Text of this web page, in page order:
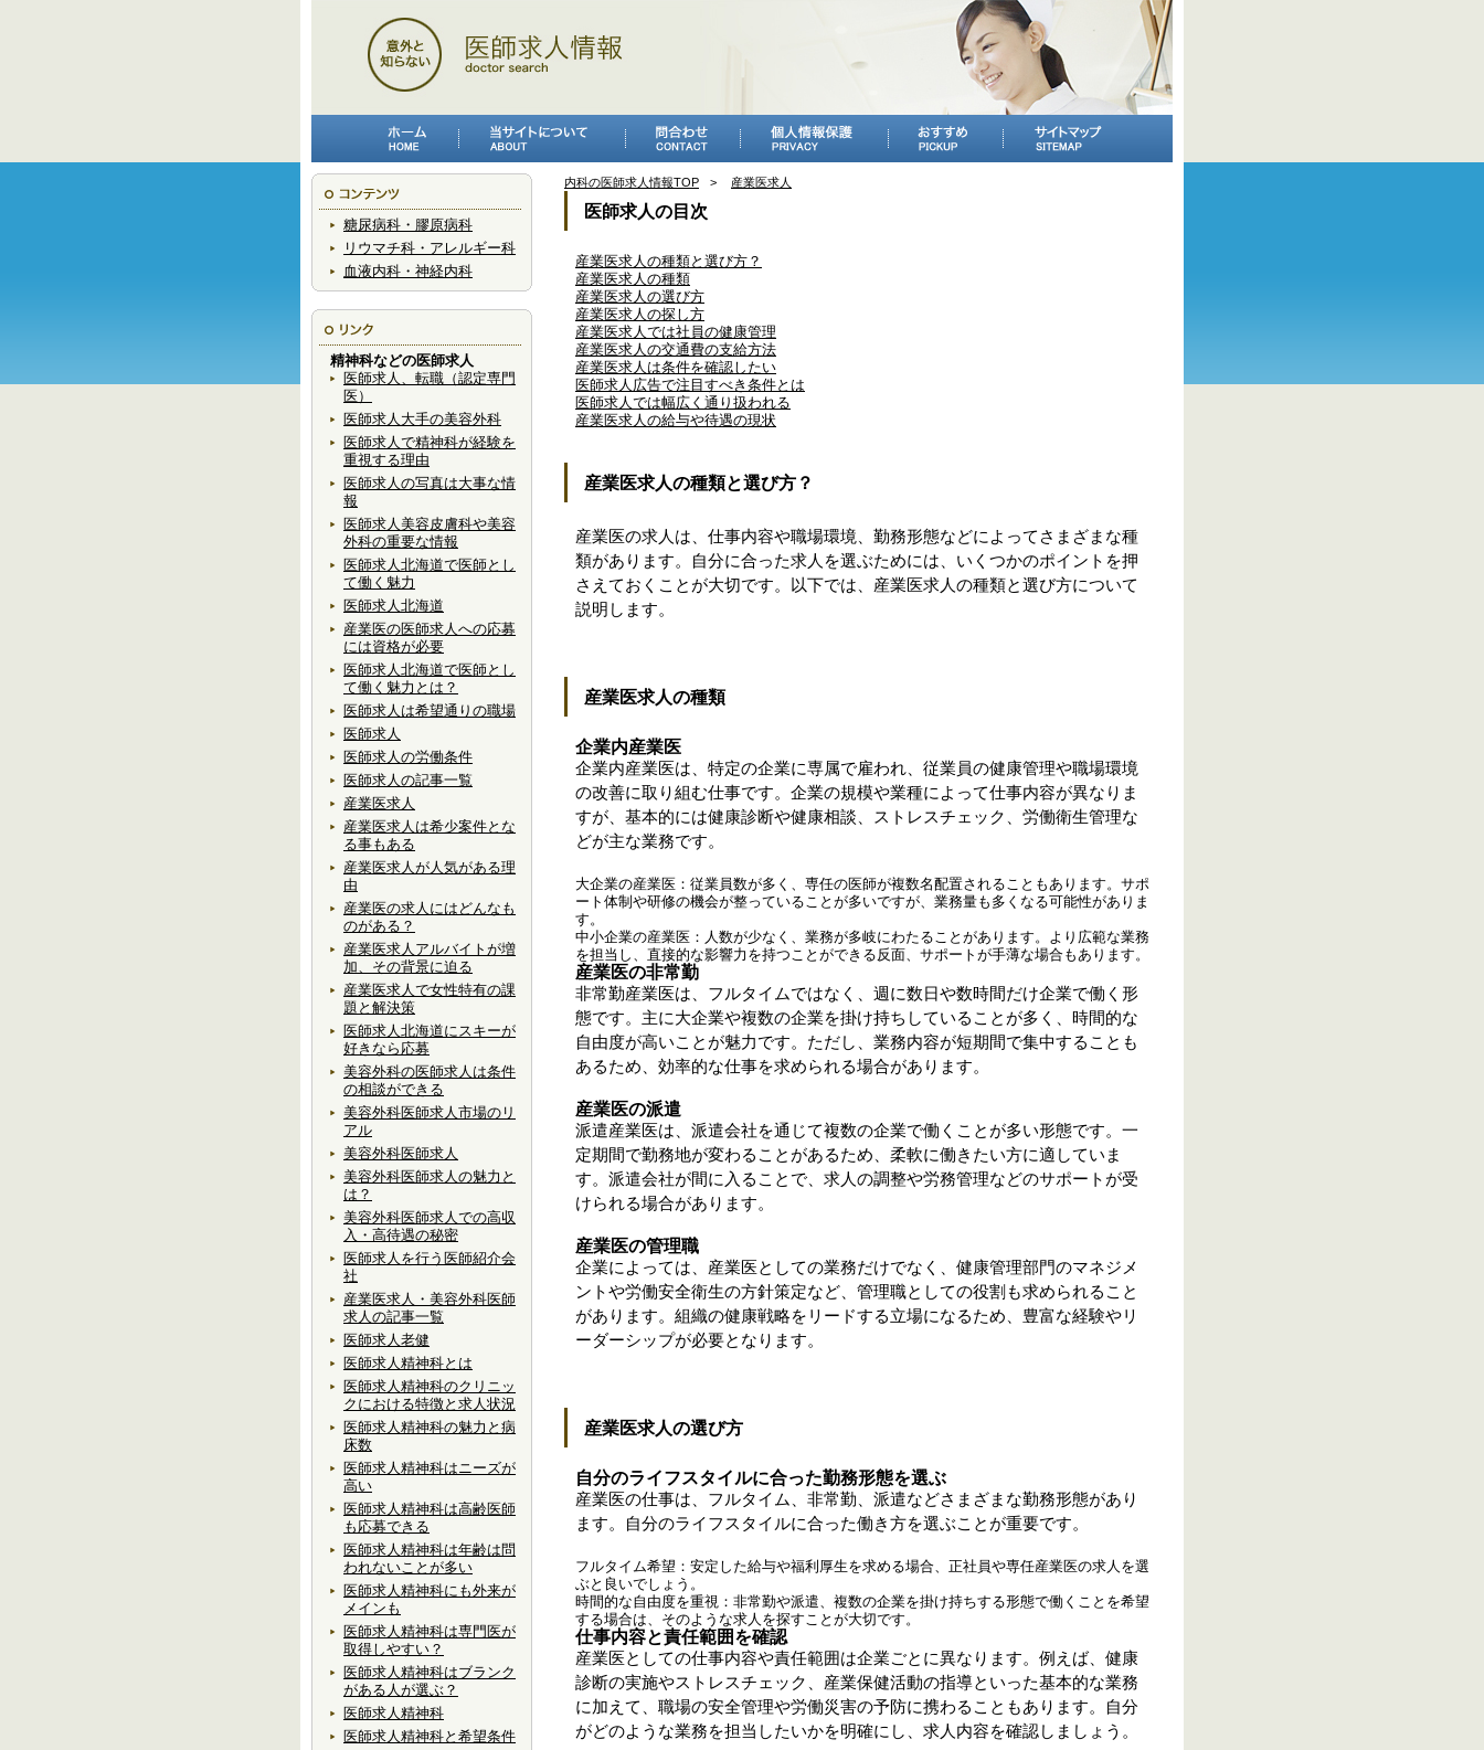
糖尿病科・膠原病科
リウマチ科・アレルギー科
血液内科・神経内科
精神科などの医師求人
医師求人、転職（認定専門
医）
医師求人大手の美容外科
医師求人で精神科が経験を
重視する理由
医師求人の写真は大事な情
報
医師求人美容皮膚科や美容
外科の重要な情報
医師求人北海道で医師とし
て働く魅力
医師求人北海道
産業医の医師求人への応募
には資格が必要
医師求人北海道で医師とし
て働く魅力とは？
医師求人は希望通りの職場
医師求人
医師求人の労働条件
医師求人の記事一覧
産業医求人
産業医求人は希少案件とな
る事もある
産業医求人が人気がある理
由
産業医の求人にはどんなも
のがある？
産業医求人アルバイトが増
加、その背景に迫る
産業医求人で女性特有の課
題と解決策
医師求人北海道にスキーが
好きなら応募
美容外科の医師求人は条件
の相談ができる
美容外科医師求人市場のリ
アル
美容外科医師求人
美容外科医師求人の魅力と
は？
美容外科医師求人での高収
入・高待遇の秘密
医師求人を行う医師紹介会
社
産業医求人・美容外科医師
求人の記事一覧
医師求人老健
医師求人精神科とは
医師求人精神科のクリニッ
クにおける特徴と求人状況
医師求人精神科の魅力と病
床数
医師求人精神科はニーズが
高い
医師求人精神科は高齢医師
も応募できる
医師求人精神科は年齢は問
われないことが多い
医師求人精神科にも外来が
メインも
医師求人精神科は専門医が
取得しやすい？
医師求人精神科はブランク
がある人が選ぶ？
医師求人精神科
医師求人精神科と希望条件
内科の医師求人情報TOP 産業医求人
医師求人の目次
産業医求人の種類と選び方？
産業医求人の種類
産業医求人の選び方
産業医求人の探し方
産業医求人では社員の健康管理
産業医求人の交通費の支給方法
産業医求人は条件を確認したい
医師求人広告で注目すべき条件とは
医師求人では幅広く通り扱われる
産業医求人の給与や待遇の現状
産業医求人の種類と選び方？
産業医の求人は、仕事内容や職場環境、勤務形態などによってさまざまな種
類があります。自分に合った求人を選ぶためには、いくつかのポイントを押
さえておくことが大切です。以下では、産業医求人の種類と選び方について
説明します。
産業医求人の種類
企業内産業医
企業内産業医は、特定の企業に専属で雇われ、従業員の健康管理や職場環境
の改善に取り組む仕事です。企業の規模や業種によって仕事内容が異なりま
すが、基本的には健康診断や健康相談、ストレスチェック、労働衛生管理な
どが主な業務です。
大企業の産業医：従業員数が多く、専任の医師が複数名配置されることもあります。サポ
ート体制や研修の機会が整っていることが多いですが、業務量も多くなる可能性がありま
す。
中小企業の産業医：人数が少なく、業務が多岐にわたることがあります。より広範な業務
を担当し、直接的な影響力を持つことができる反面、サポートが手薄な場合もあります。
産業医の非常勤
非常勤産業医は、フルタイムではなく、週に数日や数時間だけ企業で働く形
態です。主に大企業や複数の企業を掛け持ちしていることが多く、時間的な
自由度が高いことが魅力です。ただし、業務内容が短期間で集中することも
あるため、効率的な仕事を求められる場合があります。
産業医の派遣
派遣産業医は、派遣会社を通じて複数の企業で働くことが多い形態です。一
定期間で勤務地が変わることがあるため、柔軟に働きたい方に適していま
す。派遣会社が間に入ることで、求人の調整や労務管理などのサポートが受
けられる場合があります。
産業医の管理職
企業によっては、産業医としての業務だけでなく、健康管理部門のマネジメ
ントや労働安全衛生の方針策定など、管理職としての役割も求められること
があります。組織の健康戦略をリードする立場になるため、豊富な経験やリ
ーダーシップが必要となります。
産業医求人の選び方
自分のライフスタイルに合った勤務形態を選ぶ
産業医の仕事は、フルタイム、非常勤、派遣などさまざまな勤務形態があり
ます。自分のライフスタイルに合った働き方を選ぶことが重要です。
フルタイム希望：安定した給与や福利厚生を求める場合、正社員や専任産業医の求人を選
ぶと良いでしょう。
時間的な自由度を重視：非常勤や派遣、複数の企業を掛け持ちする形態で働くことを希望
する場合は、そのような求人を探すことが大切です。
仕事内容と責任範囲を確認
産業医としての仕事内容や責任範囲は企業ごとに異なります。例えば、健康
診断の実施やストレスチェック、産業保健活動の指導といった基本的な業務
に加えて、職場の安全管理や労働災害の予防に携わることもあります。自分
がどのような業務を担当したいかを明確にし、求人内容を確認しましょう。